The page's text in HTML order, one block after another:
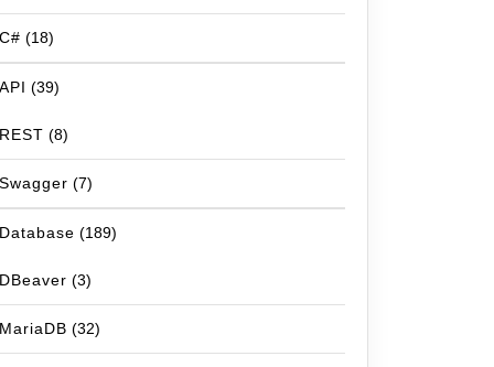
C# (18)
API (39)
REST (8)
Swagger (7)
Database (189)
DBeaver (3)
MariaDB (32)